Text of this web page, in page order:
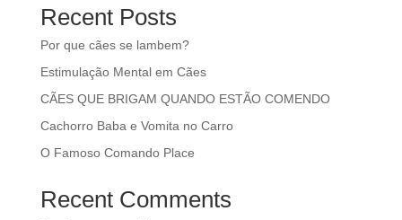
Recent Posts
Por que cães se lambem?
Estimulação Mental em Cães
CÃES QUE BRIGAM QUANDO ESTÃO COMENDO
Cachorro Baba e Vomita no Carro
O Famoso Comando Place
Recent Comments